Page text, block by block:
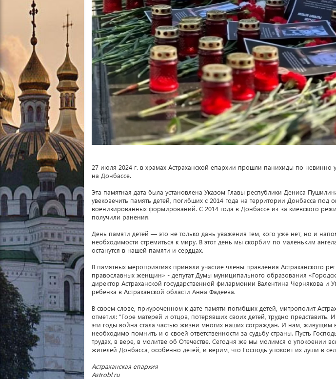
27 июля 2024 г. в храмах Астраханской епархии прошли панихиды по
на Донбассе.
Эта памятная дата была установлена Указом Главы республики Дениса
увековечить память детей, погибших с 2014 года на территории Донбасса под
военизированных формирований. С 2014 года в Донбассе из-за киевского
получили ранения.
День памяти детей — это не только дань уважения тем, кого уже нет, но и
необходимости стремиться к миру. В этот день мы скорбим по маленьким
останутся в нашей памяти и сердцах.
В памятных мероприятиях приняли участие члены правления Астраханского
православных женщин» - депутат Думы муниципального образования
директор Астраханской государственной филармонии Валентина Чернякова
ребенка в Астраханской области Анна Фадеева.
В своем слове, приуроченном к дате памяти погибших детей, митрополит
отметил: "Горе матерей и отцов, потерявших своих детей, трудно представить.
эти годы война стала частью жизни многих наших сограждан. И нам, живущим
необходимо помнить и о своей ответственности за судьбу страны. Пусть
трудах, в вере, в молитве об Отечестве. Сегодня же мы молимся о упокоении
жителей Донбасса, особенно детей, и верим, что Господь упокоит их души в
Астраханская епархия
Аstrobl.ru